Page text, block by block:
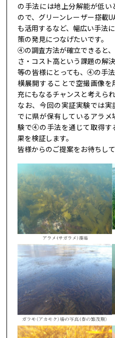
の手法には地上分解能が低
ので、グリーンレーザー搭載
も活用するなど、幅広い手法
策の発見につなげたいです。
④の調査方法が確立できると
さ・コスト高という課題の解
等の皆様にとっても、④の手
横展開することで空撮画像
充にもなるチャンスと考えられ
なお、今回の実証実験では
でに県が保有しているアラ
験で④の手法を通じて取得す
果を検証します。
皆様からのご提案をお待ちして